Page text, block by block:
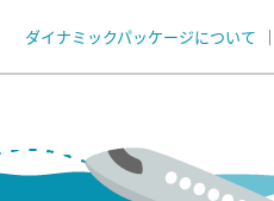
ダイナミックパッケージについて